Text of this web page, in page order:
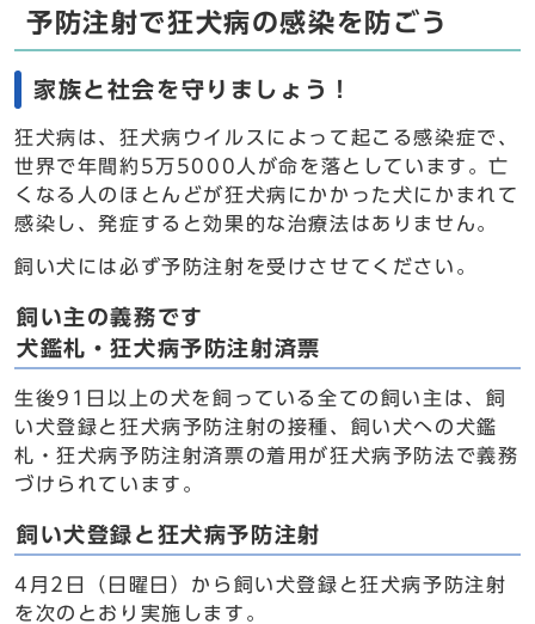
予防注射で狂犬病の感染を防ごう
家族と社会を守りましょう！
狂犬病は、狂犬病ウイルスによって起こる感染症で、
世界で年間約5万5000人が命を落としています。亡
くなる人のほとんどが狂犬病にかかった犬にかまれて
感染し、発症すると効果的な治療法はありません。
飼い犬には必ず予防注射を受けさせてください。
飼い主の義務です
犬鑑札・狂犬病予防注射済票
生後91日以上の犬を飼っている全ての飼い主は、飼
い犬登録と狂犬病予防注射の接種、飼い犬への犬鑑
札・狂犬病予防注射済票の着用が狂犬病予防法で義務
づけられています。
飼い犬登録と狂犬病予防注射
4月2日（日曜日）から飼い犬登録と狂犬病予防注射
を次のとおり実施します。